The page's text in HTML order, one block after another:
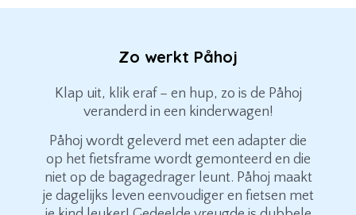
Zo werkt Påhoj
Klap uit, klik eraf – en hup, zo is de Påhoj
veranderd in een kinderwagen!
Påhoj wordt geleverd met een adapter die
op het fietsframe wordt gemonteerd en die
niet op de bagagedrager leunt. Påhoj maakt
je dagelijks leven eenvoudiger en fietsen met